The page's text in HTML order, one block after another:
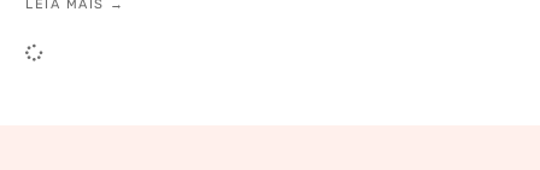
LEIA MAIS →